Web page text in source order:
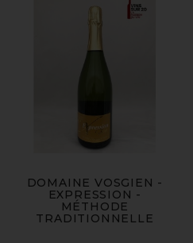
DOMAINE VOSGIEN -
EXPRESSION -
MÉTHODE
TRADITIONNELLE